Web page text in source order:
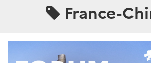
France-